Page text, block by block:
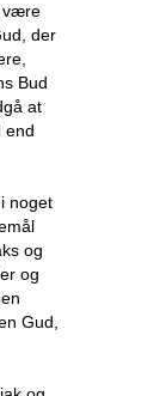
være
der
Bud
at
end
noget
og
og
Gud,